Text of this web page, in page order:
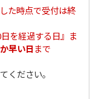
た時点で受付は終
日を経過する日』ま
早い日まで
ください。